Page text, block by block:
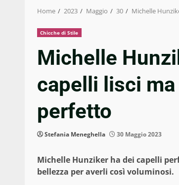
Home 2023 Maggio 30 Michelle
Chicche di Stile
Michelle
capelli lisci
perfetto
Stefania Meneghella 30 Maggio 2023
Michelle Hunziker ha dei capelli
bellezza per averli così voluminosi.